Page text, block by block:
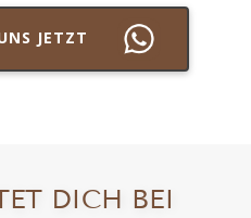
JETZT
DICH BEI